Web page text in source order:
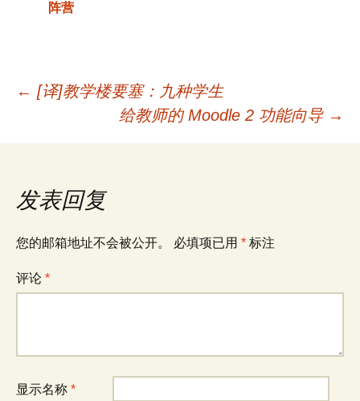
阵营
文
章
导
航
← [译]教学楼要塞：九种学生
给教师的 Moodle 2 功能向导 →
发表回复
您的邮箱地址不会被公开。 必填项已用 * 标注
评论 *
显示名称 *